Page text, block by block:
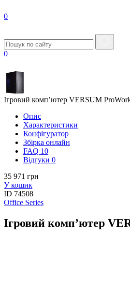
0
0
Ігровий комп’ютер VERSUM
Опис
Характеристики
Конфігуратор
Збірка онлайн
FAQ 10
Вiдгуки 0
35 971 грн
У кошик
ID 74508
Office Series
Ігровий комп’ютер